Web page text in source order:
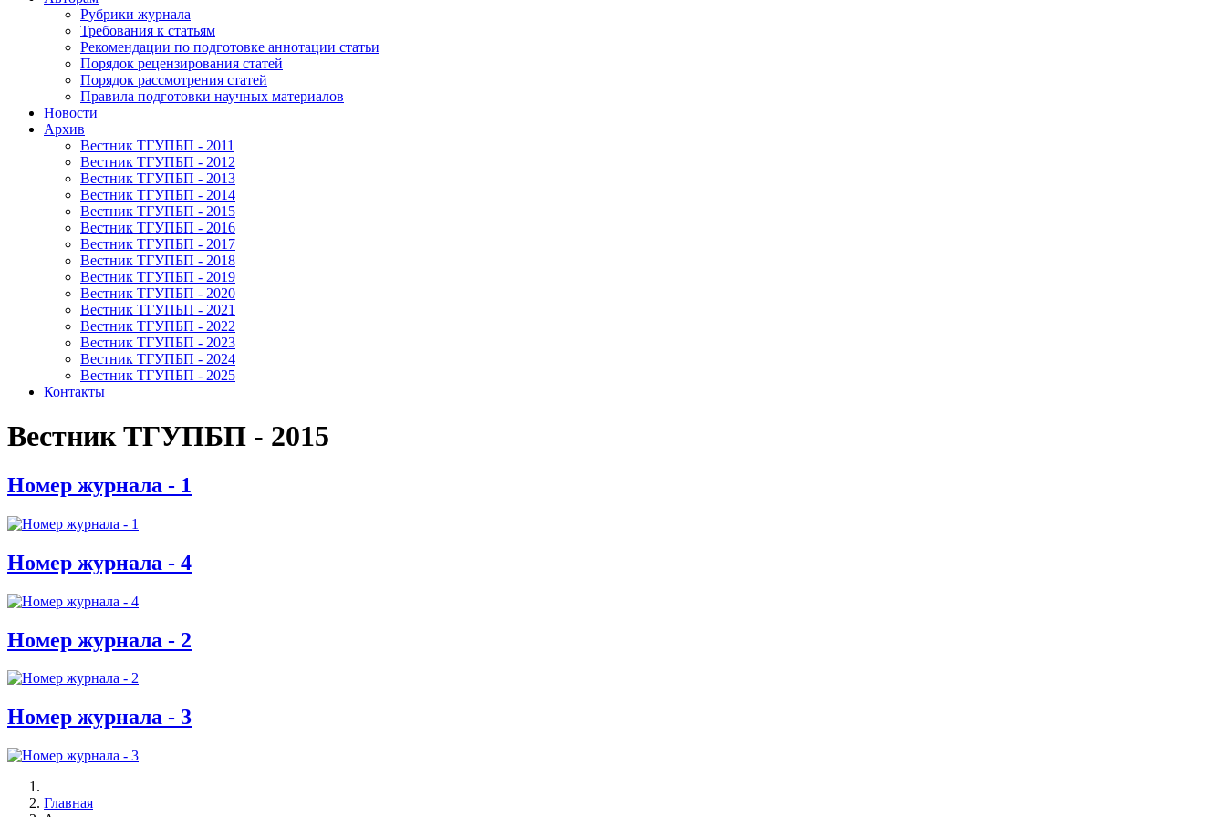
Рубрики журнала
Требования к статьям
Рекомендации по подготовке аннотации статьи
Порядок рецензирования статей
Порядок рассмотрения статей
Правила подготовки научных материалов
Новости
Архив
Вестник ТГУПБП - 2011
Вестник ТГУПБП - 2012
Вестник ТГУПБП - 2013
Вестник ТГУПБП - 2014
Вестник ТГУПБП - 2015
Вестник ТГУПБП - 2016
Вестник ТГУПБП - 2017
Вестник ТГУПБП - 2018
Вестник ТГУПБП - 2019
Вестник ТГУПБП - 2020
Вестник ТГУПБП - 2021
Вестник ТГУПБП - 2022
Вестник ТГУПБП - 2023
Вестник ТГУПБП - 2024
Вестник ТГУПБП - 2025
Контакты
Вестник ТГУПБП - 2015
Номер журнала - 1
Номер журнала - 4
Номер журнала - 2
Номер журнала - 3
Главная